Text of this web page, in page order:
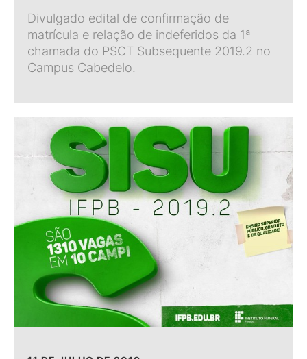
Divulgado edital de confirmação de
matrícula e relação de indeferidos da 1ª
chamada do PSCT Subsequente 2019.2 no
Campus Cabedelo.